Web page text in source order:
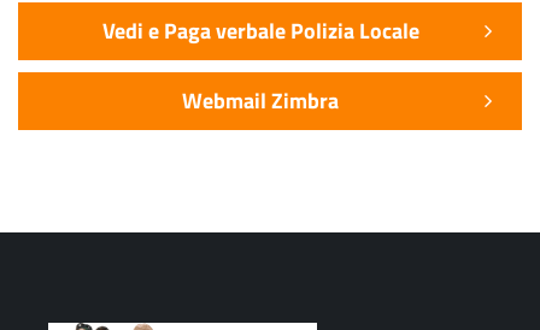
Vedi e Paga verbale Polizia Locale
Webmail Zimbra